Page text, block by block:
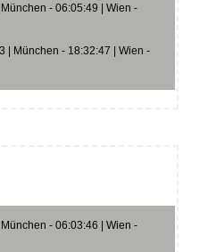
- 06:05:49 | Wien -
| München - 18:32:47 | Wien -
- 06:03:46 | Wien -